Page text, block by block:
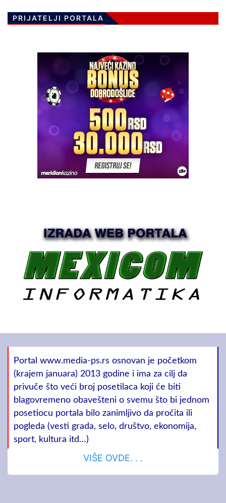
PRIJATELJI PORTALA
Portal www.media-ps.rs osnovan je početkom
(krajem januara) 2013 godine i ima za cilj da
privuče što veći broj posetilaca koji će biti
blagovremeno obavešteni o svemu što bi jednom
posetiocu portala bilo zanimljivo da pročita ili
pogleda (vesti grada, selo, društvo, ekonomija,
sport, kultura itd…)
VIŠE OVDE. . .